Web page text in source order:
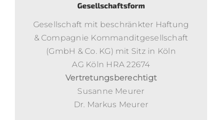
Gesellschaftsform
Gesellschaft mit beschränkter Haftung
& Compagnie Kommanditgesellschaft
(GmbH & Co. KG) mit Sitz in Köln
AG Köln HRA 22674
Vertretungsberechtigt
Susanne Meurer
Dr. Markus Meurer